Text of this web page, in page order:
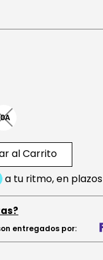
al Carrito
entregados por: